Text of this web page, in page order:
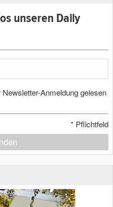
unseren Daily
Anmeldung gelesen
* Pflichtfeld